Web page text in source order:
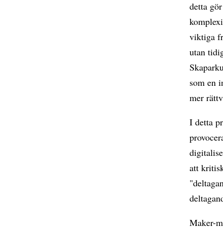
detta
viktiga
utan
som en
mer
I detta
att
Maker-